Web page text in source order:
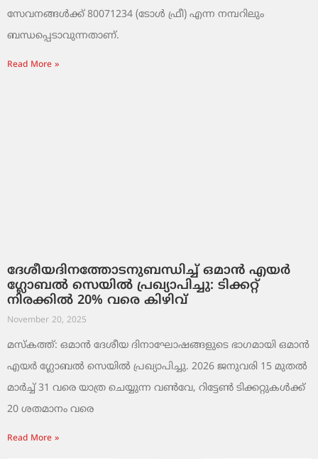
സേവനങ്ങൾക്ക് 80071234 (ടോൾ ഫ്രീ) എന്ന നമ്പറിലും
ബന്ധപ്പെടാവുന്നതാണ്.
Read More »
ദേശീയദിനത്തോടനുബന്ധിച്ച് ഒമാൻ എയർ
ഗ്ലോബൽ സെയിൽ പ്രഖ്യാപിച്ചു: ടിക്കറ്റ്
നിരക്കിൽ 20% വരെ കിഴിവ്
November 20, 2025
മസ്‌കത്ത്: ഒമാൻ ദേശീയ ദിനാഘോഷങ്ങളുടെ ഭാഗമായി ഒമാൻ
എയർ ഗ്ലോബൽ സെയിൽ പ്രഖ്യാപിച്ചു. 2026 ജനുവരി 15 മുതൽ
മാർച്ച് 31 വരെ യാത്ര ചെയ്യുന്ന വൺവേ, റിട്ടേൺ ടിക്കറ്റുകൾക്ക്
20 ശതമാനം വരെ
Read More »